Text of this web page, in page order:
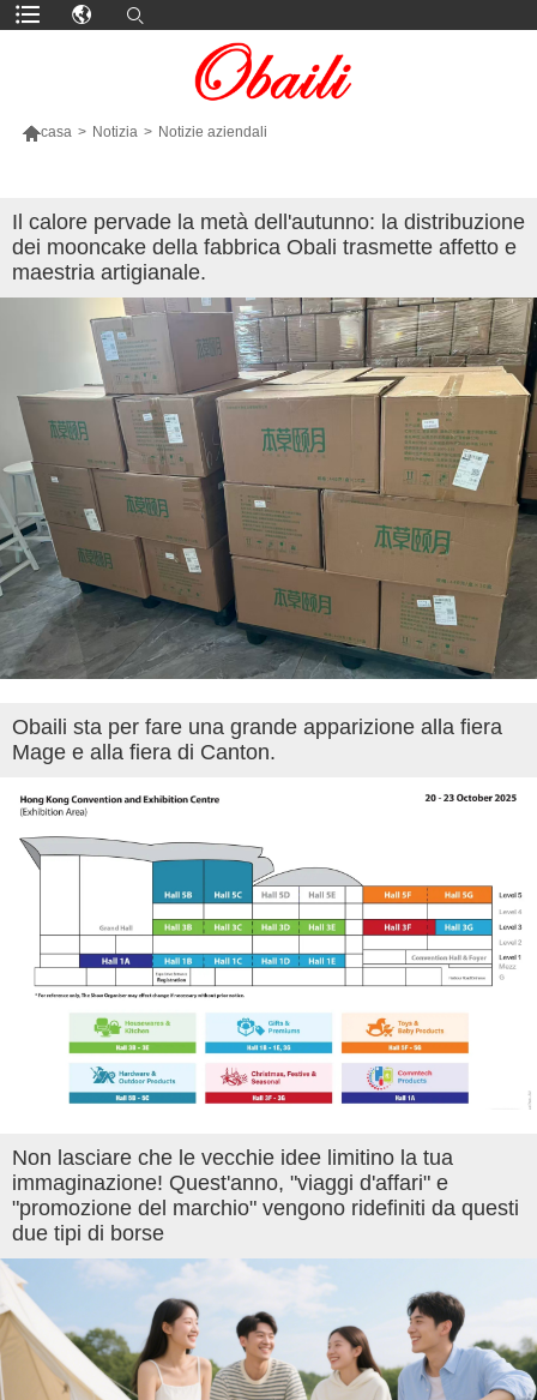
casa > Notizia > Notizie aziendali
Il calore pervade la metà dell'autunno: la distribuzione
dei mooncake della fabbrica Obali trasmette affetto e
maestria artigianale.
Obaili sta per fare una grande apparizione alla fiera
Mage e alla fiera di Canton.
Non lasciare che le vecchie idee limitino la tua
immaginazione! Quest'anno, "viaggi d'affari" e
"promozione del marchio" vengono ridefiniti da questi
due tipi di borse